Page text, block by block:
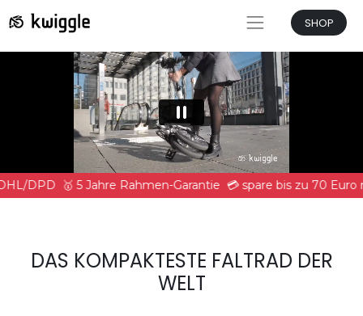
SHOP
DPD 🥇 5 Jahre Rahmen-Garantie 💳 spare bis zu 70
DAS KOMPAKTESTE FALTRAD DER
WELT